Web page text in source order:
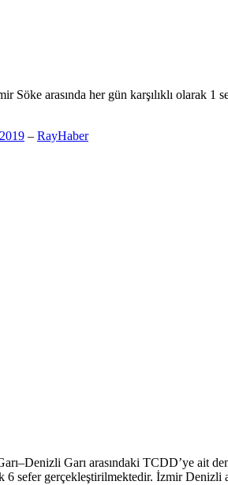
arasında her gün karşılıklı olarak 1
– RayHaber
Garı arasındaki TCDD’ye ait
6 sefer gerçekleştirilmektedir. İzmir Denizli